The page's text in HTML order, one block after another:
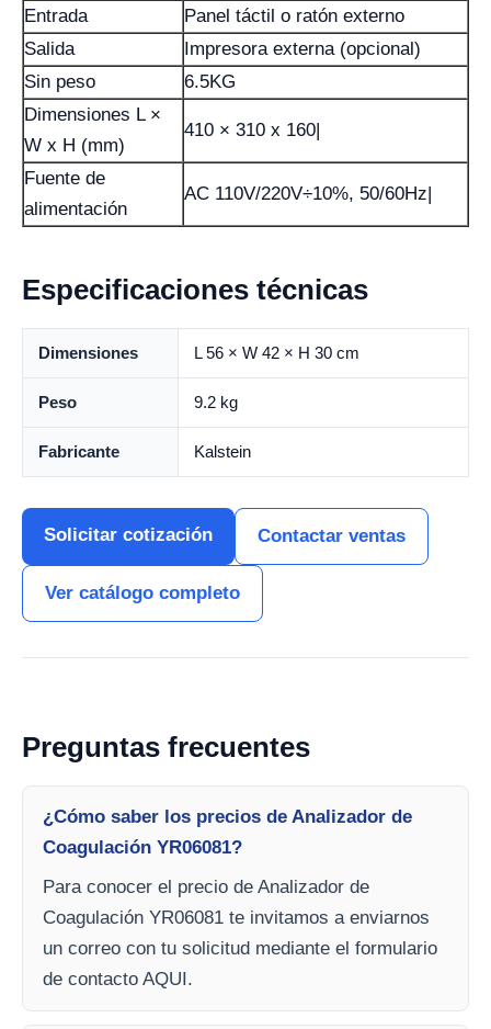
Entrada
Panel táctil o ratón externo
Salida
Impresora externa (opcional)
Sin peso
6.5KG
Dimensiones L ×
W x H (mm)
410 × 310 x 160|
Fuente de
alimentación
AC 110V/220V÷10%, 50/60Hz|
Especificaciones técnicas
Dimensiones L 56 × W 42 × H 30 cm
Peso 9.2 kg
Fabricante Kalstein
Solicitar cotización Contactar ventas
Ver catálogo completo
Preguntas frecuentes
¿Cómo saber los precios de Analizador de
Coagulación YR06081?
Para conocer el precio de Analizador de
Coagulación YR06081 te invitamos a enviarnos
un correo con tu solicitud mediante el formulario
de contacto AQUI.